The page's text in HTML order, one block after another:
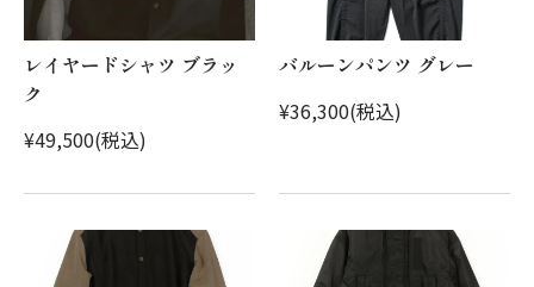
レイヤードシャツ ブラッ
ク
¥49,500(税込)
バルーンパンツ グレー
¥36,300(税込)